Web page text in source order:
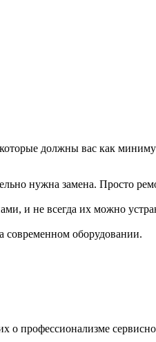
должны вас как
нужна замена. Просто
и не всегда их можно
современном оборудовании.
о профессионализме